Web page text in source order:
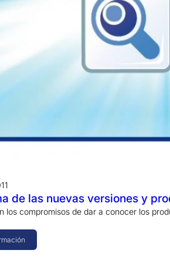
de las nuevas versiones y
los compromisos de dar a conocer los